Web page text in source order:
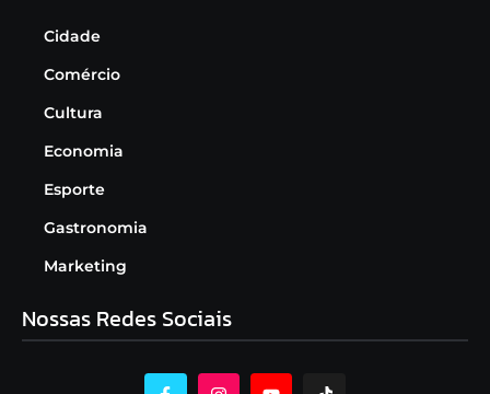
Cidade
Comércio
Cultura
Economia
Esporte
Gastronomia
Marketing
Nossas Redes Sociais